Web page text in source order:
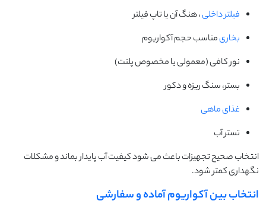
فیلتر داخلی، هنگ آن یا تاپ فیلتر
بخاریمناسب حجم آکواریوم
نور کافی (معمولی یا مخصوص پلنت)
بستر، سنگ ریزه و دکور
غذای ماهی
تستر آب
انتخاب صحیح تجهیزات باعث می شود کیفیت آب پایدار بماند و مشکلات
نگهداری کمتر شود.
انتخاب بین آکواریوم آماده و سفارشی